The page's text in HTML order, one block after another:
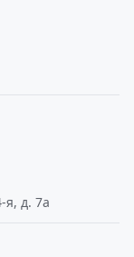
я, д. 7а